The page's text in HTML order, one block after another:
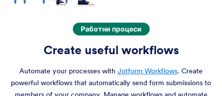
Работни процеси
Create useful workflows
Automate your processes with Jotform Workflows. Create
powerful workflows that automatically send form submissions to